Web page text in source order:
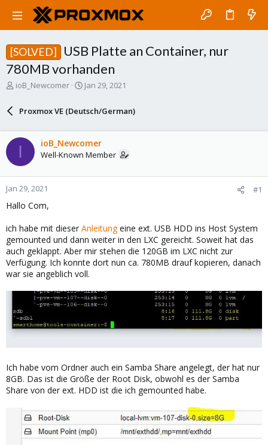
[SOLVED]
USB Platte an Container, nur
780MB vorhanden
T
d
t
e
ioB_Newcomer
S
a
r
a
t
Jan 29, 2021
Proxmox VE (Deutsch/German)
I ioB_Newcomer
Well-Known Member
Jan 29, 2021 #1
Hallo Com,
ich habe mit dieser Anleitungeine ext. USB HDD ins Host System
gemounted und dann weiter in den LXC gereicht. Soweit hat das
auch geklappt. Aber mir stehen die 120GB im LXC nicht zur
Verfügung. Ich konnte dort nun ca. 780MB drauf kopieren, danach
war sie angeblich voll.
Ich habe vom Ordner auch ein Samba Share angelegt, der hat nur
8GB. Das ist die Größe der Root Disk, obwohl es der Samba
Share von der ext. HDD ist die ich gemounted habe.